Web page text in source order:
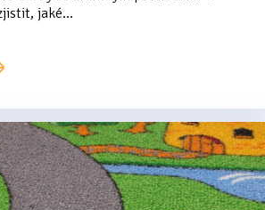
(57)
hmatem(566)
sluchem(515)
jaké...